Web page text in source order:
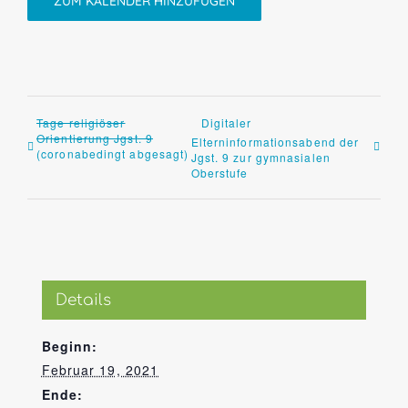
Tage religiöser
Orientierung Jgst. 9
(coronabedingt abgesagt)
Digitaler
Elterninformationsabend der
Jgst. 9 zur gymnasialen
Oberstufe
Details
Beginn:
Februar 19, 2021
Ende: